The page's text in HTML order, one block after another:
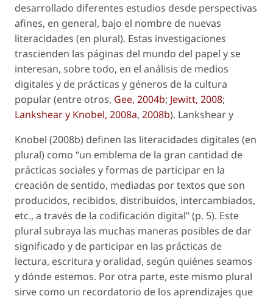
desarrollado diferentes estudios desde perspectivas
afines, en general, bajo el nombre de nuevas
literacidades (en plural). Estas investigaciones
trascienden las páginas del mundo del papel y se
interesan, sobre todo, en el análisis de medios
digitales y de prácticas y géneros de la cultura
popular (entre otros, Gee, 2004b; Jewitt, 2008;
Lankshear y Knobel, 2008a, 2008b). Lankshear y
Knobel (2008b) definen las literacidades digitales (en
plural) como “un emblema de la gran cantidad de
prácticas sociales y formas de participar en la
creación de sentido, mediadas por textos que son
producidos, recibidos, distribuidos, intercambiados,
etc., a través de la codificación digital” (p. 5). Este
plural subraya las muchas maneras posibles de dar
significado y de participar en las prácticas de
lectura, escritura y oralidad, según quiénes seamos
y dónde estemos. Por otra parte, este mismo plural
sirve como un recordatorio de los aprendizajes que